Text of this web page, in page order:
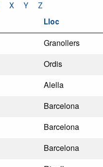
X Y
Z
Lloc
Granollers
Ordis
Alella
Barcelona
Barcelona
Barcelona